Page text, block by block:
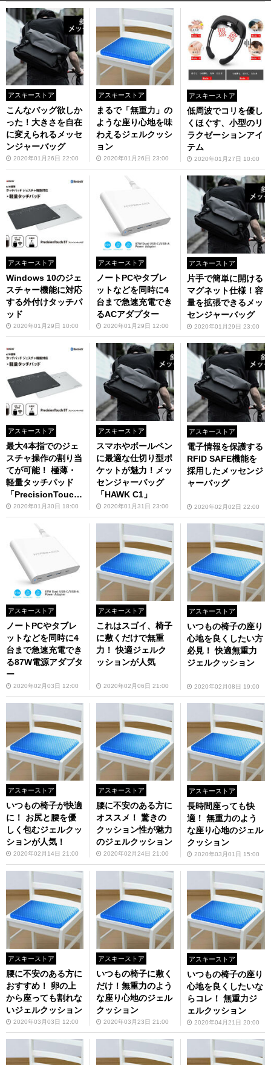
アスキーストア
こんなバッグ欲しか
った！大きさを自在
に変えられるメッセ
ンジャーバッグ
2020年01月26日 22:00
アスキーストア
まるで「無重力」の
ような座り心地を味
わえるジェルクッシ
ョン
2020年01月26日 23:00
アスキーストア
低周波でコリを優し
くほぐす、小型のリ
ラクゼーションアイ
テム
2020年01月27日 10:00
アスキーストア
Windows 10のジェ
スチャー機能に対応
する外付けタッチパ
ッド
2020年01月29日 10:00
アスキーストア
ノートPCやタブレ
ットなどを同時に4
台まで急速充電でき
るACアダプター
2020年01月29日 12:00
アスキーストア
片手で簡単に開ける
マグネット仕様！容
量を拡張できるメッ
センジャーバッグ
2020年01月29日 23:00
アスキーストア
最大4本指でのジェ
スチャ操作の割り当
てが可能！ 極薄・
軽量タッチパッド
「PrecisionTouch
BT」
2020年01月30日 18:00
アスキーストア
スマホやボールペン
に最適な仕切り型ポ
ケットが魅力！メッ
センジャーバッグ
「HAWK C1」
2020年01月31日 23:00
アスキーストア
電子情報を保護する
RFID SAFE機能を
採用したメッセンジ
ャーバッグ
2020年02月02日 22:00
アスキーストア
ノートPCやタブレ
ットなどを同時に4
台まで急速充電でき
る87W電源アダプタ
ー
2020年02月03日 12:00
アスキーストア
これはスゴイ、椅子
に敷くだけで無重
力！ 快適ジェルク
ッションが人気
2020年02月06日 21:00
アスキーストア
いつもの椅子の座り
心地を良くしたい方
必見！ 快適無重力
ジェルクッション
2020年02月08日 19:00
アスキーストア
いつもの椅子が快適
に！ お尻と腰を優
しく包むジェルクッ
ションが人気！
2020年02月14日 21:00
アスキーストア
腰に不安のある方に
オススメ！ 驚きの
クッション性が魅力
のジェルクッション
2020年02月24日 21:00
アスキーストア
長時間座っても快
適！ 無重力のよう
な座り心地のジェル
クッション
2020年03月01日 15:00
アスキーストア
腰に不安のある方に
おすすめ！ 卵の上
から座っても割れな
いジェルクッション
2020年03月03日 12:00
アスキーストア
いつもの椅子に敷く
だけ！無重力のよう
な座り心地のジェル
クッション
2020年03月23日 21:00
アスキーストア
いつもの椅子の座り
心地を良くしたいな
らコレ！ 無重力ジ
ェルクッション
2020年04月21日 20:00